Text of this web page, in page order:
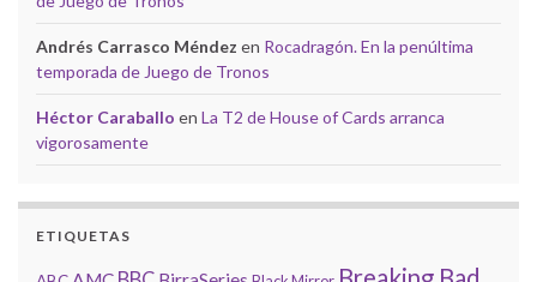
Andrés Carrasco Méndez en Rocadragón. En la penúltima
temporada de Juego de Tronos
Héctor Caraballo en La T2 de House of Cards arranca
vigorosamente
ETIQUETAS